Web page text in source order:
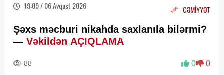
19:09 / 06 Avqust 2026 CƏMİYYƏT
Şəxs məcburi nikahda saxlanıla bilərmi?
— Vəkildən AÇIQLAMA
88 0 0